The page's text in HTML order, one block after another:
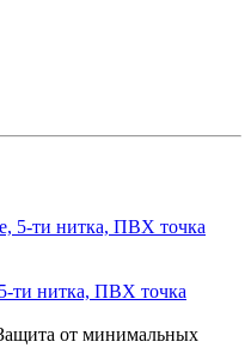
ти нитка, ПВХ точка
от минимальных